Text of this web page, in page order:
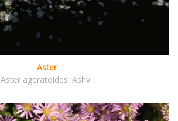
Aster
Aster ageratoides 'Ashvi'